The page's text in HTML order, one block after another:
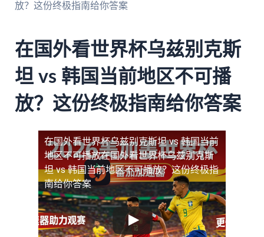
放？这份终极指南给你答案
在国外看世界杯乌兹别克斯
坦 vs 韩国当前地区不可播
放？这份终极指南给你答案
在国外看世界杯乌兹别克斯坦 vs 韩国当前
地区不可播放在国外看世界杯乌兹别克斯
坦 vs 韩国当前地区不可播放？这份终极指
南给你答案